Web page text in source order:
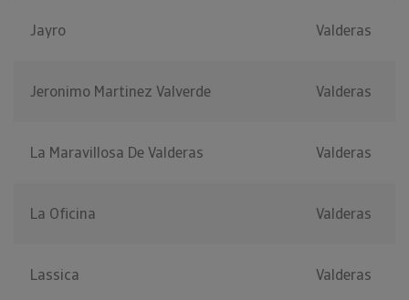
Jayro Valderas
Jeronimo Martinez Valverde Valderas
La Maravillosa De Valderas Valderas
La Oficina Valderas
Lassica Valderas